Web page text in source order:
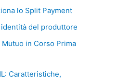
lo Split Payment
del produttore
in Corso Prima
Caratteristiche,